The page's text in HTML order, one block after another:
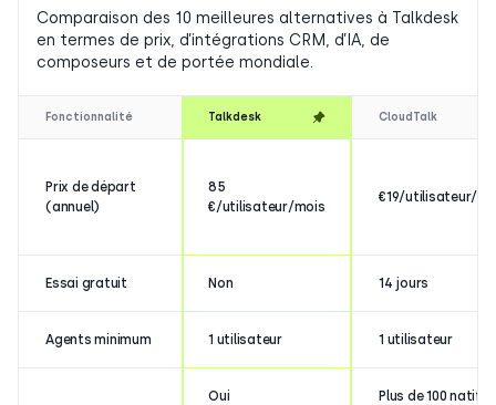
Comparaison des 10 meilleures alternatives à Talkdesk
en termes de prix, d’intégrations CRM, d’IA, de
composeurs et de portée mondiale.
Fonctionnalité Talkdesk CloudTalk
Prix de départ
(annuel)
85
€/utilisateur/mois
€19/utilisateur/
Essai gratuit Non 14 jours
Agents minimum 1 utilisateur 1 utilisateur
Oui
Plus de 100 natifs